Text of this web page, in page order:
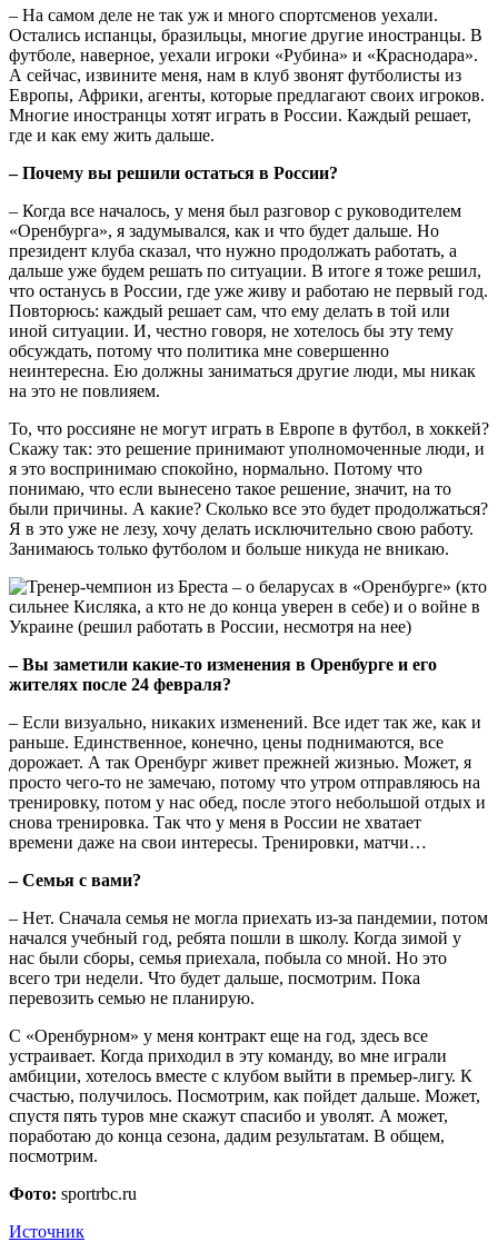
– На самом деле не так уж и много спортсменов уехали.
Остались испанцы, бразильцы, многие другие иностранцы. В
футболе, наверное, уехали игроки «Рубина» и «Краснодара».
А сейчас, извините меня, нам в клуб звонят футболисты из
Европы, Африки, агенты, которые предлагают своих игроков.
Многие иностранцы хотят играть в России. Каждый решает,
где и как ему жить дальше.
– Почему вы решили остаться в России?
– Когда все началось, у меня был разговор с руководителем
«Оренбурга», я задумывался, как и что будет дальше. Но
президент клуба сказал, что нужно продолжать работать, а
дальше уже будем решать по ситуации. В итоге я тоже решил,
что останусь в России, где уже живу и работаю не первый год.
Повторюсь: каждый решает сам, что ему делать в той или
иной ситуации. И, честно говоря, не хотелось бы эту тему
обсуждать, потому что политика мне совершенно
неинтересна. Ею должны заниматься другие люди, мы никак
на это не повлияем.
То, что россияне не могут играть в Европе в футбол, в хоккей?
Скажу так: это решение принимают уполномоченные люди, и
я это воспринимаю спокойно, нормально. Потому что
понимаю, что если вынесено такое решение, значит, на то
были причины. А какие? Сколько все это будет продолжаться?
Я в это уже не лезу, хочу делать исключительно свою работу.
Занимаюсь только футболом и больше никуда не вникаю.
– Вы заметили какие-то изменения в Оренбурге и его
жителях после 24 февраля?
– Если визуально, никаких изменений. Все идет так же, как и
раньше. Единственное, конечно, цены поднимаются, все
дорожает. А так Оренбург живет прежней жизнью. Может, я
просто чего-то не замечаю, потому что утром отправляюсь на
тренировку, потом у нас обед, после этого небольшой отдых и
снова тренировка. Так что у меня в России не хватает
времени даже на свои интересы. Тренировки, матчи…
– Семья с вами?
– Нет. Сначала семья не могла приехать из-за пандемии, потом
начался учебный год, ребята пошли в школу. Когда зимой у
нас были сборы, семья приехала, побыла со мной. Но это
всего три недели. Что будет дальше, посмотрим. Пока
перевозить семью не планирую.
С «Оренбурном» у меня контракт еще на год, здесь все
устраивает. Когда приходил в эту команду, во мне играли
амбиции, хотелось вместе с клубом выйти в премьер-лигу. К
счастью, получилось. Посмотрим, как пойдет дальше. Может,
спустя пять туров мне скажут спасибо и уволят. А может,
поработаю до конца сезона, дадим результатам. В общем,
посмотрим.
Фото: sportrbc.ru
Источник